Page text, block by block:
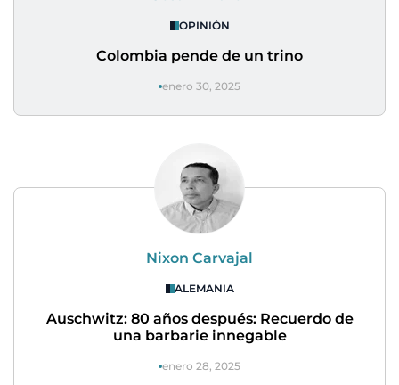
OPINIÓN
Colombia pende de un trino
enero 30, 2025
Nixon Carvajal
ALEMANIA
Auschwitz: 80 años después: Recuerdo de
una barbarie innegable
enero 28, 2025